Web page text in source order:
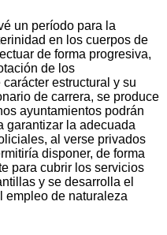
un período para la
en los cuerpos de
de forma progresiva,
de los
estructural y su
de carrera, se produce
ayuntamientos podrán
garantizar la adecuada
al verse privados
disponer, de forma
para cubrir los servicios
y se desarrolla el
empleo de naturaleza